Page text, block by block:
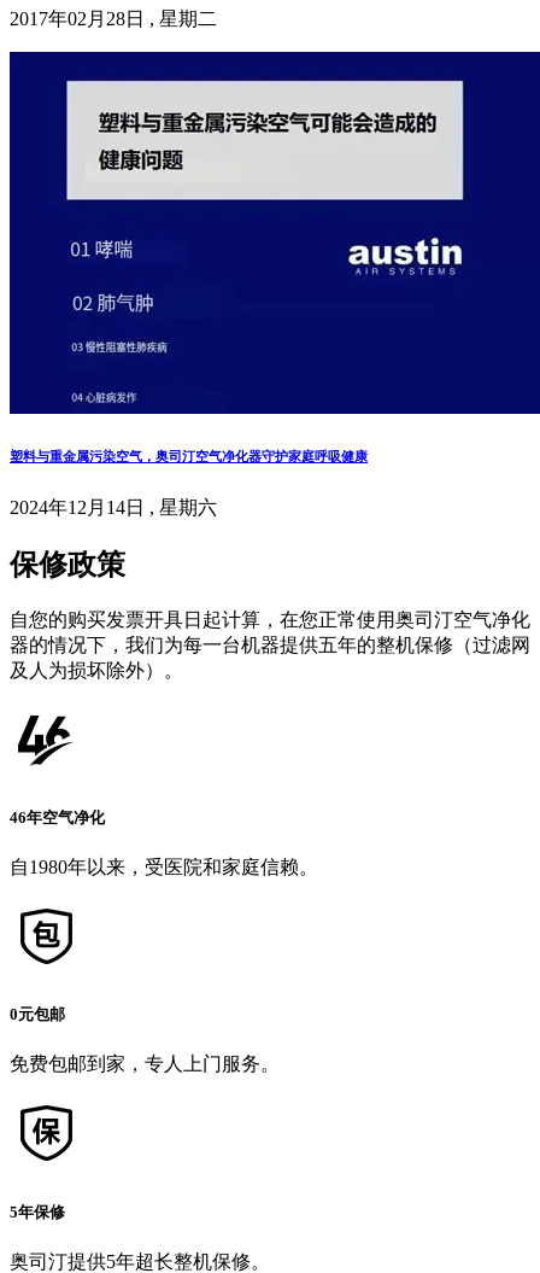
2017年02月28日 , 星期二
塑料与重金属污染空气，奥司汀空气净化器守护家庭呼吸健康
2024年12月14日 , 星期六
保修政策
自您的购买发票开具日起计算，在您正常使用奥司汀空气净化
器的情况下，我们为每一台机器提供五年的整机保修（过滤网
及人为损坏除外）。
46年空气净化
自1980年以来，受医院和家庭信赖。
0元包邮
免费包邮到家，专人上门服务。
5年保修
奥司汀提供5年超长整机保修。